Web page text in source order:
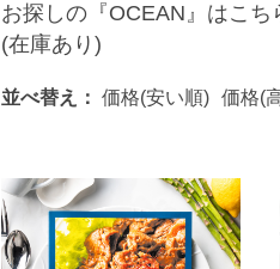
お探しの『OCEAN』はこち
(在庫あり)
並べ替え： 価格(安い順) 価格(